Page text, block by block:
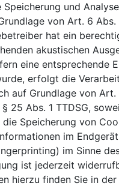
Speicherung und
von Art. 6 Abs.
hat ein
akustischen
eine entsprechende
erfolgt die
auf Grundlage von Art.
§ 25 Abs. 1 TTDSG,
die Speicherung von
im
im Sinne
ist jederzeit
hierzu finden Sie in der